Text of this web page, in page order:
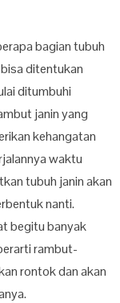
bagian tubuh
ditentukan
ditumbuhi
janin yang
kehangatan
waktu
tubuh janin akan
nanti.
begitu banyak
rambut-
rontok dan akan